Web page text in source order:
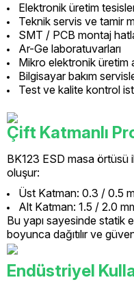
Elektronik üretim
Teknik servis ve tamir
SMT / PCB montaj
Ar-Ge laboratuvarları
Mikro elektronik üretim
Bilgisayar bakım
Test ve kalite kontrol
Çift Katmanlı
BK123 ESD masa örtüsü
oluşur:
Üst Katman: 0.3 / 0.5
Alt Katman: 1.5 / 2.0
Bu yapı sayesinde statik
boyunca dağıtılır ve
Endüstriyel